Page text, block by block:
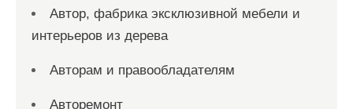
Автор, фабрика эксклюзивной мебели и
интерьеров из дерева
Авторам и правообладателям
Авторемонт